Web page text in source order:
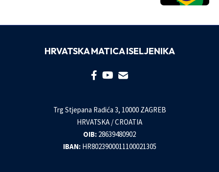
HRVATSKA MATICA ISELJENIKA
Trg Stjepana Radića 3, 10000 ZAGREB
HRVATSKA / CROATIA
OIB: 28639480902
IBAN: HR8023900011100021305